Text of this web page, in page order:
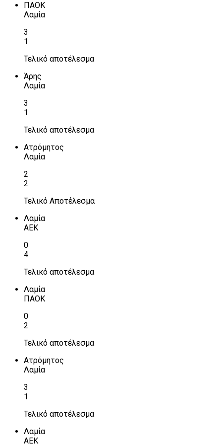
ΠΑΟΚ
Λαμία
3
1
Τελικό αποτέλεσμα
Άρης
Λαμία
3
1
Τελικό αποτέλεσμα
Ατρόμητος
Λαμία
2
2
Τελικό Αποτέλεσμα
Λαμία
ΑΕΚ
0
4
Τελικό αποτέλεσμα
Λαμία
ΠΑΟΚ
0
2
Τελικό αποτέλεσμα
Ατρόμητος
Λαμία
3
1
Τελικό αποτέλεσμα
Λαμία
ΑΕΚ